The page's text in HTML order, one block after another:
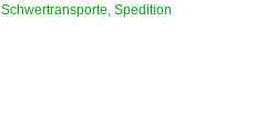
Schwertransporte, Spedition